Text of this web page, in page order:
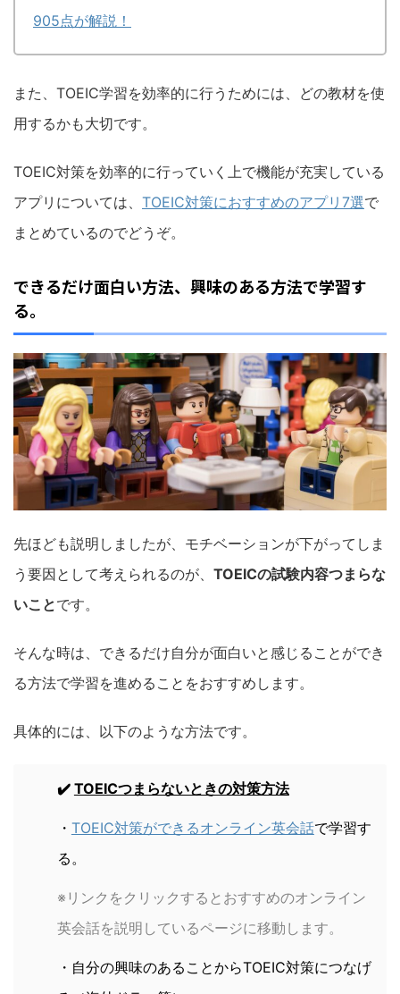
905点が解説！
また、TOEIC学習を効率的に行うためには、どの教材を使
用するかも大切です。
TOEIC対策を効率的に行っていく上で機能が充実している
アプリについては、 TOEIC対策におすすめのアプリ7選で
まとめているのでどうぞ。
できるだけ面白い方法、興味のある方法で学習す
る。
先ほども説明しましたが、モチベーションが下がってしま
う要因として考えられるのが、 TOEICの試験内容つまらな
いことです。
そんな時は、できるだけ自分が面白いと感じることができ
る方法で学習を進めることをおすすめします。
具体的には、以下のような方法です。
✔️ TOEICつまらないときの対策方法
・ TOEIC対策ができるオンライン英会話で学習す
る。
※リンクをクリックするとおすすめのオンライン
英会話を説明しているページに移動します。
・自分の興味のあることからTOEIC対策につなげ